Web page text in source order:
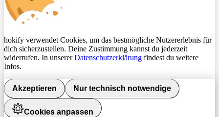
hokify verwendet Cookies, um das bestmögliche Nutzererlebnis für
dich sicherzustellen. Deine Zustimmung kannst du jederzeit
widerrufen. In unsererDatenschutzerklärung findest du weitere
Infos.
Akzeptieren Nur technisch notwendige
Cookies anpassen